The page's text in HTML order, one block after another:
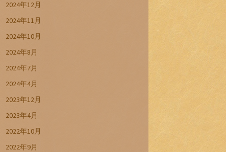
2024年12月
2024年11月
2024年10月
2024年8月
2024年7月
2024年4月
2023年12月
2023年4月
2022年10月
2022年9月